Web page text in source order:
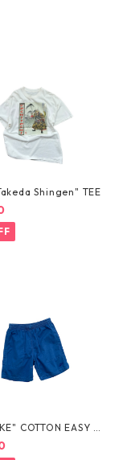
Shingen" TEE
COTTON EASY S